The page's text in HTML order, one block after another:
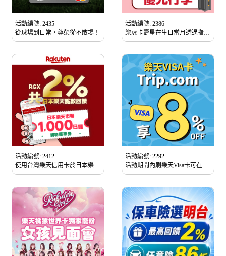
活動編號: 2435
從球場到日常，尊榮從不散場！
活動編號: 2386
樂虎卡壽星在生日當月透過指定
連結購票享台灣虎航機票最高8
活動編號: 2412
使用台灣樂天信用卡於日本樂天
市場消費滿額可享1,000日圓優
2%回饋無上限！
活動編號: 2292
活動期間內刷樂天Visa卡可在
Trip.com x Visa 專屬網頁最高享